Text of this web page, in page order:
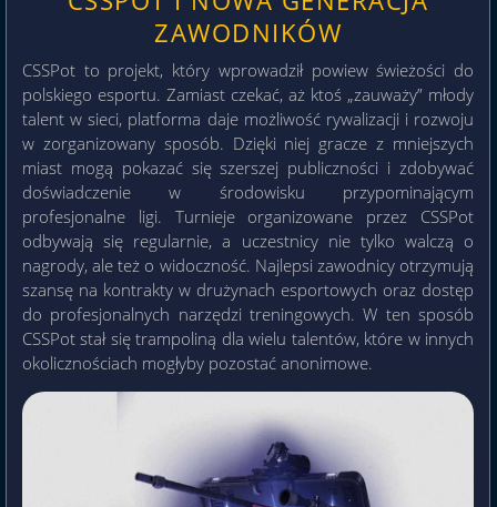
ZAWODNIKÓW
CSSPot to projekt, który wprowadził powiew świeżości do
polskiego esportu. Zamiast czekać, aż ktoś „zauważy” młody
talent w sieci, platforma daje możliwość rywalizacji i rozwoju
w zorganizowany sposób. Dzięki niej gracze z mniejszych
miast mogą pokazać się szerszej publiczności i zdobywać
doświadczenie w środowisku przypominającym
profesjonalne ligi. Turnieje organizowane przez CSSPot
odbywają się regularnie, a uczestnicy nie tylko walczą o
nagrody, ale też o widoczność. Najlepsi zawodnicy otrzymują
szansę na kontrakty w drużynach esportowych oraz dostęp
do profesjonalnych narzędzi treningowych. W ten sposób
CSSPot stał się trampoliną dla wielu talentów, które w innych
okolicznościach mogłyby pozostać anonimowe.